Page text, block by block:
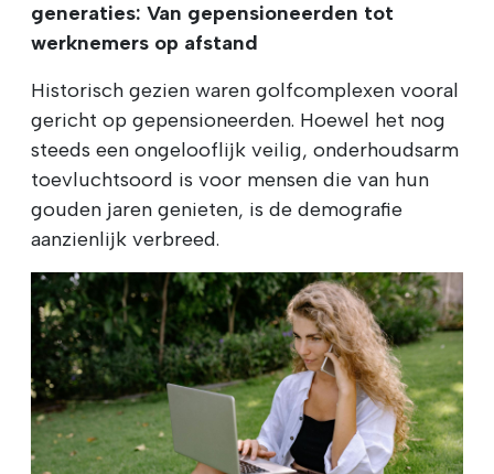
generaties: Van gepensioneerden tot
werknemers op afstand
Historisch gezien waren golfcomplexen vooral
gericht op gepensioneerden. Hoewel het nog
steeds een ongelooflijk veilig, onderhoudsarm
toevluchtsoord is voor mensen die van hun
gouden jaren genieten, is de demografie
aanzienlijk verbreed.